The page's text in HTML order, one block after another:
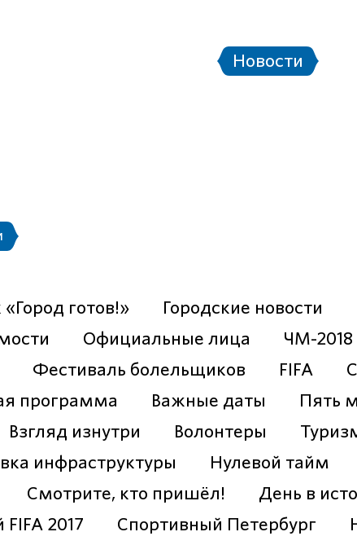
Новости
готов!» Городские новости
Официальные лица ЧМ-2018
Фестиваль болельщиков FIFA
программа Важные даты
Пять
Взгляд изнутри
Волонтеры
инфраструктуры
Нулевой тайм
Смотрите, кто пришёл!
День в
2017
Спортивный Петербург